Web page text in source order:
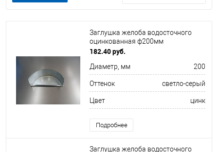
Заглушка желоба водосточного
оцинкованная ф200мм
182.40 руб.
Диаметр, мм 200
Оттенок светло-серый
Цвет цинк
Подробнее
Заглушка желоба водосточного